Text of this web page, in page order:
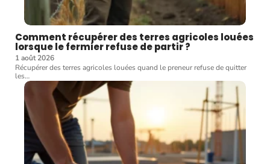
Comment récupérer des terres agricoles louées
lorsque le fermier refuse de partir ?
1 août 2026
Récupérer des terres agricoles louées quand le preneur refuse de quitter
les…